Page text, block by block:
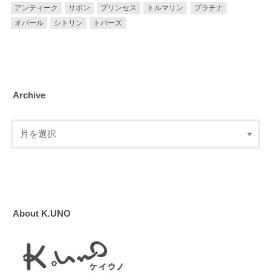
アンティーク
リボン プリンセス トルマリン
プラチナ
オパール
シトリン トパーズ
Archive
About K.UNO